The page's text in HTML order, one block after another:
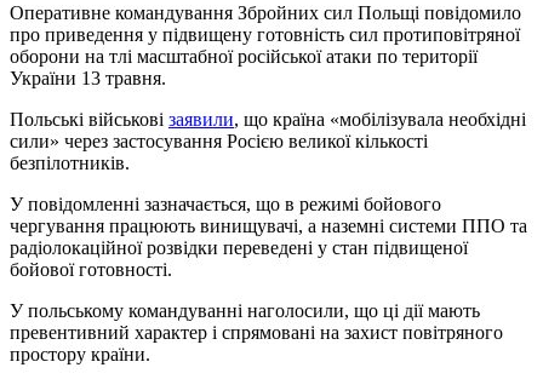
Оперативне командування Збройних сил Польщі повідомило
про приведення у підвищену готовність сил протиповітряної
оборони на тлі масштабної російської атаки по території
України 13 травня.
Польські військові заявили, що країна «мобілізувала необхідні
сили» через застосування Росією великої кількості
безпілотників.
У повідомленні зазначається, що в режимі бойового
чергування працюють винищувачі, а наземні системи ППО та
радіолокаційної розвідки переведені у стан підвищеної
бойової готовності.
У польському командуванні наголосили, що ці дії мають
превентивний характер і спрямовані на захист повітряного
простору країни.